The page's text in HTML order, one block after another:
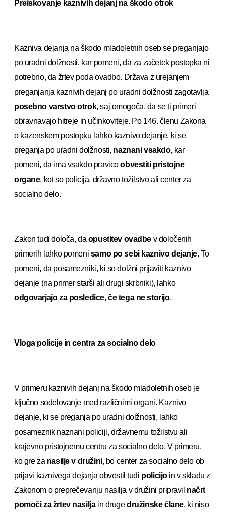
Preiskovanje kaznivih dejanj na škodo otrok
Kazniva dejanja na škodo mladoletnih oseb se preganjajo
po uradni dolžnosti, kar pomeni, da za začetek postopka ni
potrebno, da žrtev poda ovadbo. Država z urejanjem
preganjanja kaznivih dejanj po uradni dolžnosti zagotavlja
posebno varstvo otrok, saj omogoča, da se ti primeri
obravnavajo hitreje in učinkoviteje. Po 146. členu Zakona
o kazenskem postopku lahko kaznivo dejanje, ki se
preganja po uradni dolžnosti, naznani vsakdo,kar
pomeni, da ima vsakdo pravicoobvestiti pristojne
organe, kot so policija, državno tožilstvo ali center za
socialno delo.
Zakon tudi določa, da opustitev ovadbe v določenih
primerih lahko pomeni samo po sebi kaznivo dejanje. To
pomeni, da posamezniki, ki so dolžni prijaviti kaznivo
dejanje (na primer starši ali drugi skrbniki), lahko
odgovarjajo za posledice, če tega ne storijo.
Vloga policije in centra za socialno delo
V primeru kaznivih dejanj na škodo mladoletnih oseb je
ključno sodelovanje med različnimi organi. Kaznivo
dejanje, ki se preganja po uradni dolžnosti, lahko
posameznik naznani policiji, državnemu tožilstvu ali
krajevno pristojnemu centru za socialno delo. V primeru,
ko gre za nasilje v družini, bo center za socialno delo ob
prijavi kaznivega dejanja obvestil tudi policijoin v skladu z
Zakonom o preprečevanju nasilja v družini pripravil načrt
pomoči za žrtev nasiljain drugedružinske člane, ki niso